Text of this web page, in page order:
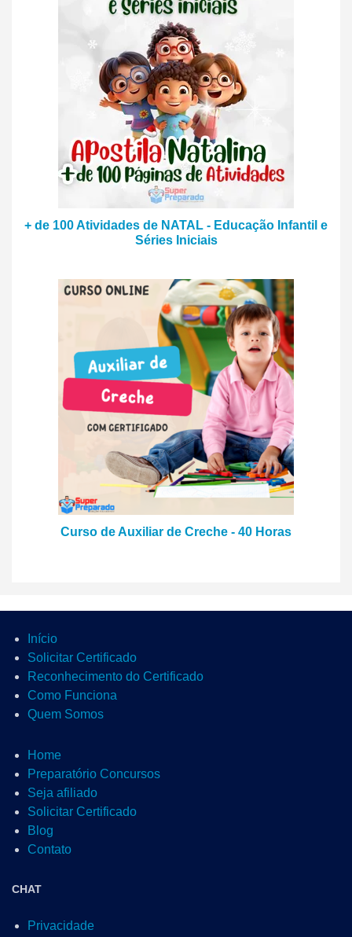
+ de 100 Atividades de NATAL - Educação Infantil e
Séries Iniciais
Curso de Auxiliar de Creche - 40 Horas
Início
Solicitar Certificado
Reconhecimento do Certificado
Como Funciona
Quem Somos
Home
Preparatório Concursos
Seja afiliado
Solicitar Certificado
Blog
Contato
CHAT
Privacidade